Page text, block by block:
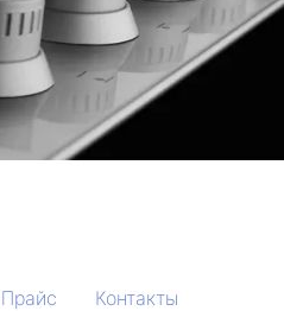
Прайс
Контакты